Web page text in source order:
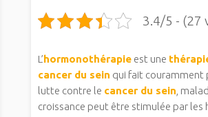
3.4/5 - (27
L’ hormonothérapieest une
cancer du sein qui fait couramment
lutte contre le cancer du sein,
croissance peut être stimulée par les